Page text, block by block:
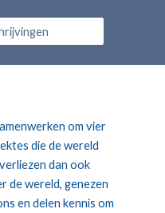
om vier
die de wereld
dan ook
de wereld, genezen
en delen kennis om